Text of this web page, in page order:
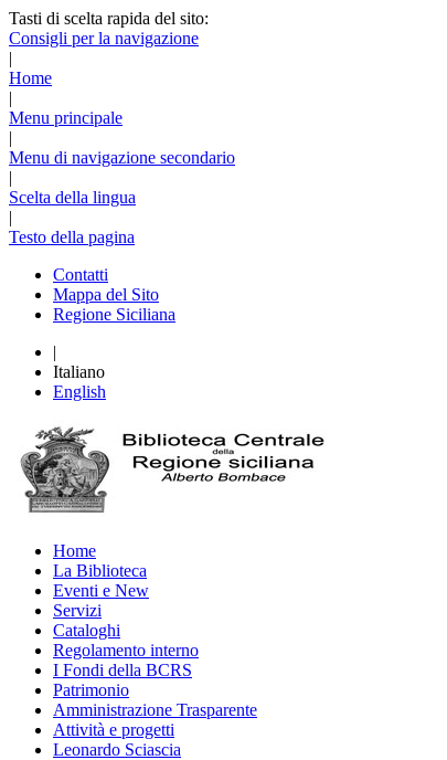
Tasti di scelta rapida del sito:
Consigli per la navigazione
|
Home
|
Menu principale
|
Menu di navigazione secondario
|
Scelta della lingua
|
Testo della pagina
Contatti
Mappa del Sito
Regione Siciliana
|
Italiano
English
Home
La Biblioteca
Eventi e New
Servizi
Cataloghi
Regolamento interno
I Fondi della BCRS
Patrimonio
Amministrazione Trasparente
Attività e progetti
Leonardo Sciascia